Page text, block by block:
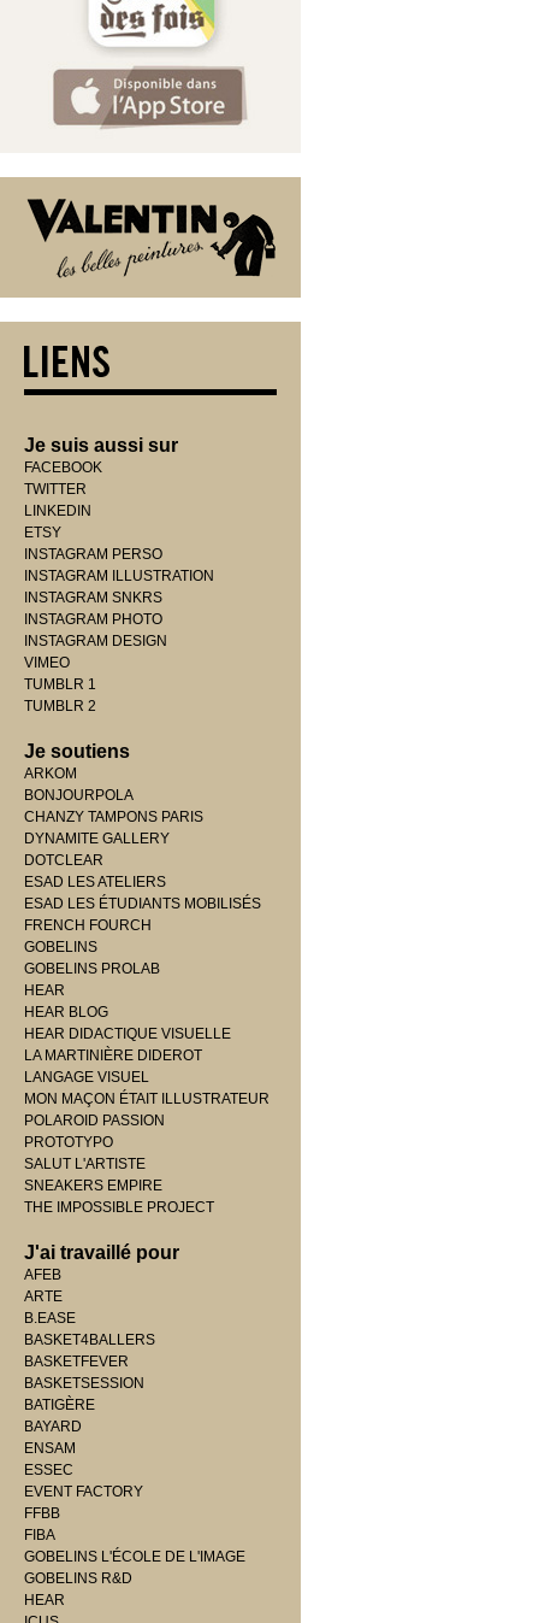
Je suis aussi sur
FACEBOOK
TWITTER
LINKEDIN
ETSY
INSTAGRAM PERSO
INSTAGRAM ILLUSTRATION
INSTAGRAM SNKRS
INSTAGRAM PHOTO
INSTAGRAM DESIGN
VIMEO
TUMBLR 1
TUMBLR 2
Je soutiens
ARKOM
BONJOURPOLA
CHANZY TAMPONS PARIS
DYNAMITE GALLERY
DOTCLEAR
ESAD LES ATELIERS
ESAD LES ÉTUDIANTS MOBILISÉS
FRENCH FOURCH
GOBELINS
GOBELINS PROLAB
HEAR
HEAR BLOG
HEAR DIDACTIQUE VISUELLE
LA MARTINIÈRE DIDEROT
LANGAGE VISUEL
MON MAÇON ÉTAIT ILLUSTRATEUR
POLAROID PASSION
PROTOTYPO
SALUT L'ARTISTE
SNEAKERS EMPIRE
THE IMPOSSIBLE PROJECT
J'ai travaillé pour
AFEB
ARTE
B.EASE
BASKET4BALLERS
BASKETFEVER
BASKETSESSION
BATIGÈRE
BAYARD
ENSAM
ESSEC
EVENT FACTORY
FFBB
FIBA
GOBELINS L'ÉCOLE DE L'IMAGE
GOBELINS R&D
HEAR